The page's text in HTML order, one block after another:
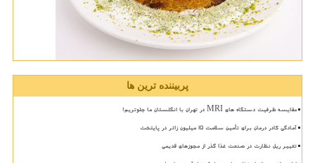
پربیننده ترین ها
مقایسه ظرفیت دستگاه های MRI در تهران با انگلستان ما جلوتریم!
آمادگی کادر درمان برای تأمین سلامت 15 میلیون زائر در پایتخت
تغییر ریل نظارت در صنعت غذا گذر از مجوزهای قدیمی